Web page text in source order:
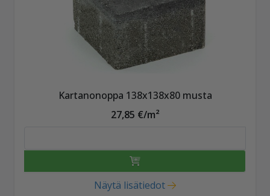
Kartanonoppa 138x138x80 musta
27,85 €/m²
Näytä lisätiedot